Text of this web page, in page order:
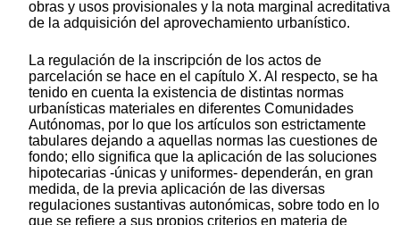
obras y usos provisionales y la nota marginal acreditativa
de la adquisición del aprovechamiento urbanístico.
La regulación de la inscripción de los actos de
parcelación se hace en el capítulo X. Al respecto, se ha
tenido en cuenta la existencia de distintas normas
urbanísticas materiales en diferentes Comunidades
Autónomas, por lo que los artículos son estrictamente
tabulares dejando a aquellas normas las cuestiones de
fondo; ello significa que la aplicación de las soluciones
hipotecarias -únicas y uniformes- dependerán, en gran
medida, de la previa aplicación de las diversas
regulaciones sustantivas autonómicas, sobre todo en lo
que se refiere a sus propios criterios en materia de